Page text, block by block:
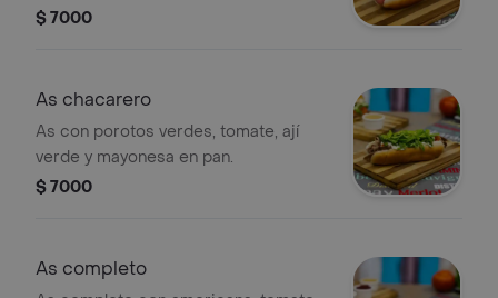
$ 7000
As chacarero
As con porotos verdes, tomate, ají
verde y mayonesa en pan.
$ 7000
As completo